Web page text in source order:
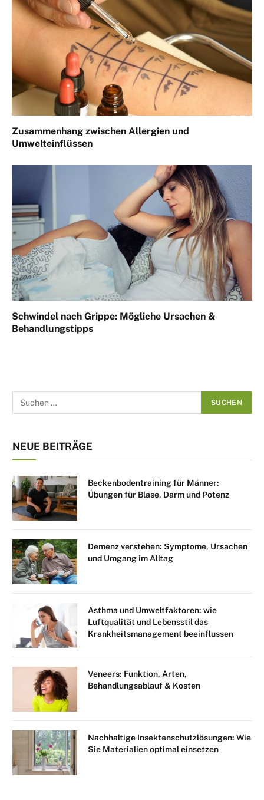
Zusammenhang zwischen Allergien und
Umwelteinflüssen
Schwindel nach Grippe: Mögliche Ursachen &
Behandlungstipps
NEUE BEITRÄGE
Beckenbodentraining für Männer:
Übungen für Blase, Darm und Potenz
Demenz verstehen: Symptome, Ursachen
und Umgang im Alltag
Asthma und Umweltfaktoren: wie
Luftqualität und Lebensstil das
Krankheitsmanagement beeinflussen
Veneers: Funktion, Arten,
Behandlungsablauf & Kosten
Nachhaltige Insektenschutzlösungen: Wie
Sie Materialien optimal einsetzen